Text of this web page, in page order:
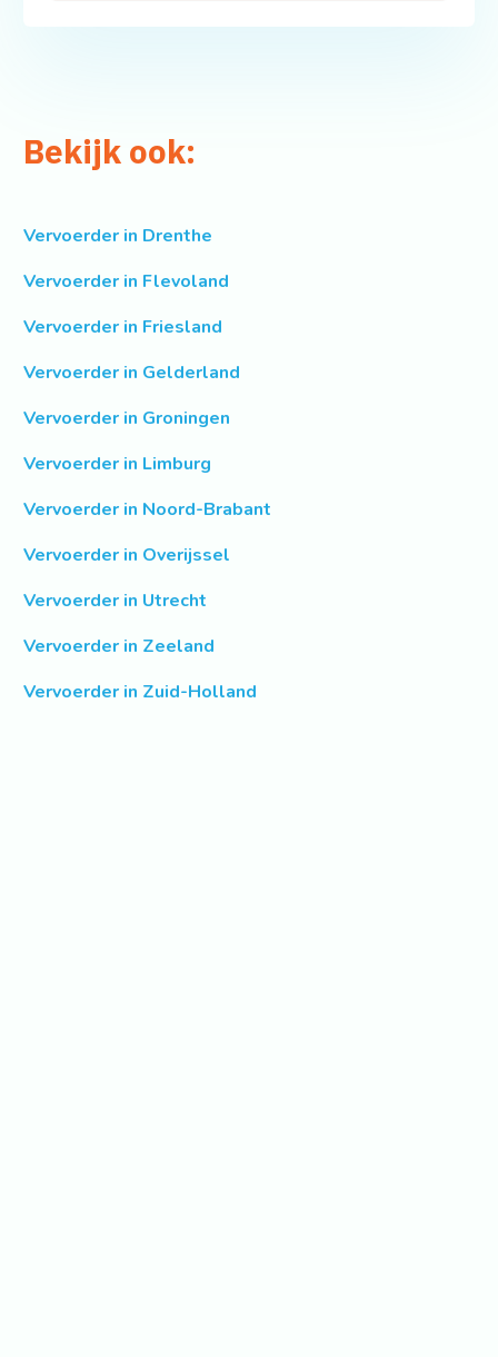
Bekijk ook:
Vervoerder in Drenthe
Vervoerder in Flevoland
Vervoerder in Friesland
Vervoerder in Gelderland
Vervoerder in Groningen
Vervoerder in Limburg
Vervoerder in Noord-Brabant
Vervoerder in Overijssel
Vervoerder in Utrecht
Vervoerder in Zeeland
Vervoerder in Zuid-Holland